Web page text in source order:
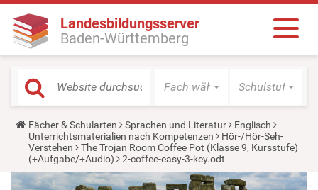
Landesbildungsserver
Baden-Württemberg
Fach wählen Schulstufe
Y
o
u
a
r
Fächer & Schularten Sprachen und Literatur
Englisch
Unterrichtsmaterialien nach Kompetenzen
Hör-/Hör-Seh-
Verstehen
The Trojan Room Coffee Pot (Klasse 9, Kursstufe)
(+Aufgabe/+Audio)
2-coffee-easy-3-key.odt